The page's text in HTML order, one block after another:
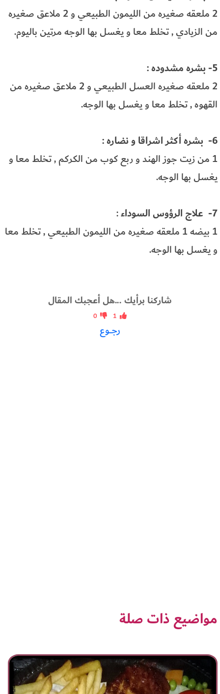
2 ملعقه صغيره من الليمون الطبيعي و 2 ملاعق صغيره
من الزيادي , تخلط معا و يغسل بها الوجه مرتين باليوم.
5- بشره مشدوده :
2 ملعقه صغيره العسل الطبيعي و 2 ملاعق صغيره من
القهوه , تخلط معا و يغسل بها الوجه.
6- بشره أكثر اشراقا و نضاره :
1 من زيت جوز الهند و ربع كوب من الكركم , تخلط معا و
يغسل بها الوجه.
7- علاج الرؤوس السوداء
:
1 بيضه 1 ملعقه صغيره من الليمون الطبيعي , تخلط معا
و يغسل بها الوجه.
شاركنا برأيك ...هل أعجبك المقال
1
0
رجــوع
مواضيع ذات صلة